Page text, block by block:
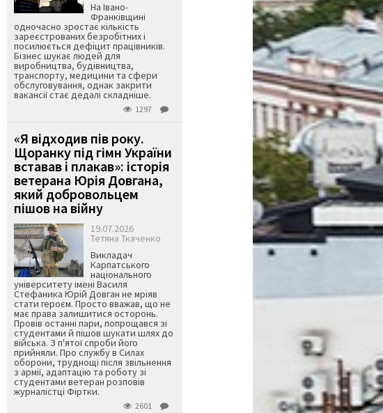
На Івано-
Франківщині
одночасно зростає кількість
зареєстрованих безробітних і
посилюється дефіцит працівників.
Бізнес шукає людей для
виробництва, будівництва,
транспорту, медицини та сфери
обслуговування, однак закрити
вакансії стає дедалі складніше.
1297
«Я відходив пів року.
Щоранку під гімн України
вставав і плакав»: історія
ветерана Юрія Довгана,
який добровольцем
пішов на війну
19.07.2026
Тетяна Ткаченко
Викладач
Карпатського
національного
університету імені Василя
Стефаника Юрій Довган не мріяв
стати героєм. Просто вважав, що не
має права залишитися осторонь.
Провів останні пари, попрощався зі
студентами й пішов шукати шлях до
війська. З п'ятої спроби його
прийняли. Про службу в Силах
оборони, труднощі після звільнення
з армії, адаптацію та роботу зі
студентами ветеран розповів
журналістці Фіртки.
2601